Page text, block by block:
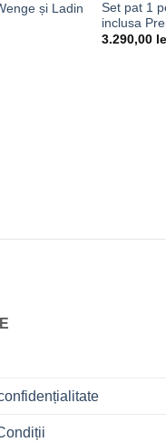
și Ladin
Set pat 1
inclusa
3.290,00